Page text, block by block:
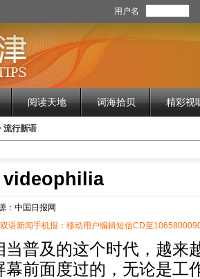
用户名
阅读天地 词海拾贝 精彩视
流行新语
videophilia
：中国日报网
语新闻手机报：移动用户编辑短信CD至
当普及的这个时代，越来
幕前面度过的，无论是工